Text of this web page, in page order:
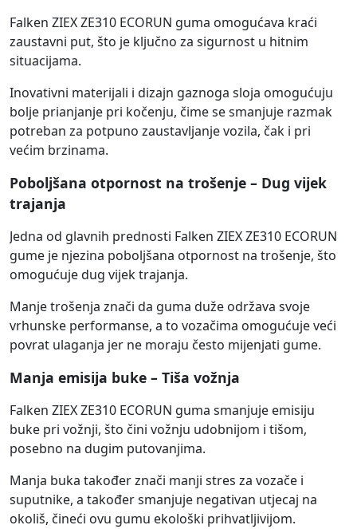
Falken ZIEX ZE310 ECORUN guma omogućava kraći
zaustavni put, što je ključno za sigurnost u hitnim
situacijama.
Inovativni materijali i dizajn gaznoga sloja omogućuju
bolje prianjanje pri kočenju, čime se smanjuje razmak
potreban za potpuno zaustavljanje vozila, čak i pri
većim brzinama.
Poboljšana otpornost na trošenje – Dug vijek
trajanja
Jedna od glavnih prednosti Falken ZIEX ZE310 ECORUN
gume je njezina poboljšana otpornost na trošenje, što
omogućuje dug vijek trajanja.
Manje trošenja znači da guma duže održava svoje
vrhunske performanse, a to vozačima omogućuje veći
povrat ulaganja jer ne moraju često mijenjati gume.
Manja emisija buke – Tiša vožnja
Falken ZIEX ZE310 ECORUN guma smanjuje emisiju
buke pri vožnji, što čini vožnju udobnijom i tišom,
posebno na dugim putovanjima.
Manja buka također znači manji stres za vozače i
suputnike, a također smanjuje negativan utjecaj na
okoliš, čineći ovu gumu ekološki prihvatljivijom.